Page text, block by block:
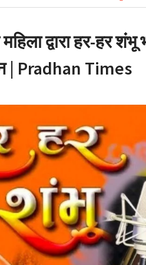
द्वारा हर-हर
| Pradhan Times